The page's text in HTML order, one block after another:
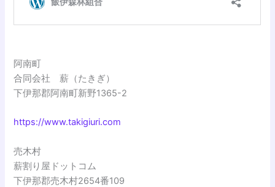
阿南町
合同会社 薪（たきぎ）
下伊那郡阿南町新野1365-2
https://www.takigiuri.com
売木村
薪割り屋ドットコム
下伊那郡売木村2654番109